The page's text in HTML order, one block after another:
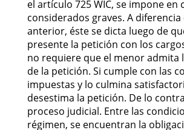
Revenge Porn
Stalking
Violation of a
Driving Crimes
el artículo 725 WIC, se impone en
considerados graves. A
anterior, éste se dicta luego de
presente la petición con los
no requiere que el menor admita
de la petición. Si cumple con las
impuestas y lo culmina
desestima la petición. De lo
proceso judicial. Entre las
régimen, se encuentran la